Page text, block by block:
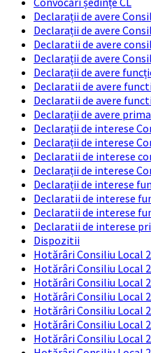
Declarații de avere
Declarații de avere
Declaratii de avere
Declarații de avere
Declarații de avere
Declaratii de avere
Declaratii de avere
Declarații de avere
Declarații de interese
Declarații de interese
Declaratii de interese
Declarații de interese
Declarații de interese
Declaratii de interese
Declaratii de interese
Declaratii de interese
Dispozitii
Hotărâri Consiliu Local
Hotărâri Consiliu Local
Hotărâri Consiliu Local
Hotărâri Consiliu Local
Hotărâri Consiliu Local
Hotărâri Consiliu Local
Hotărâri Consiliu Local